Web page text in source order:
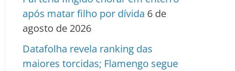
após matar filho por dívida 6 de
agosto de 2026
Datafolha revela ranking das
maiores torcidas; Flamengo segue